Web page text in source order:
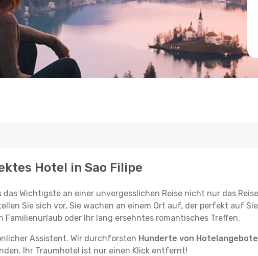
Hotel in Sao Filipe
das Wichtigste an einer unvergesslichen Reise nicht nur das
Sie sich vor, Sie wachen an einem Ort auf, der perfekt auf
Familienurlaub oder Ihr lang ersehntes romantisches Treffen.
Assistent. Wir durchforsten Hunderte von
Ihr Traumhotel ist nur einen Klick entfernt!